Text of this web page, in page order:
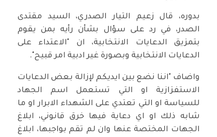
بدوره، قال زعيم التيار الصدري، السيد مقتدى
الصدر، في رد على سؤال بشأن رأيه بمن يقوم
بتمزيق الدعايات الانتخابية، ان "الاعتداء على
الدعايات الانتخابية وبصورة غير ادبية امر قبيح".
واضاف "اننا نضع بين ايديكم لإزالة بعض الدعايات
الاستفزازية او التي تستعمل اسم الجهاد
للسياسة او التي تعتدي على الشهداء الابرار او ما
شابه ذلك او اي دعاية فيها خرق قانوني، ابلاغ
الجهات المختصة عنها وان لم تقم بواجبها، ابلاغ